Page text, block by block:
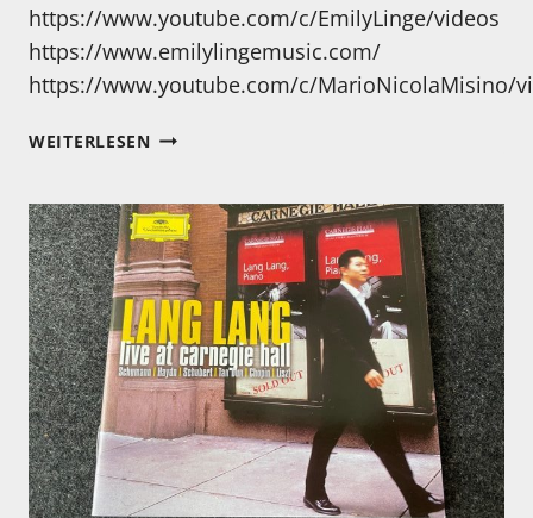
https://www.youtube.com/c/EmilyLinge/videos
https://www.emilylingemusic.com/
https://www.youtube.com/c/MarioNicolaMisino/
WEITERLESENUNSERE
WUNDERSCHÖN…
NUR
DENKEN
SCHEINBAR
AKTUELL
VIELE
NICHT
MEHR
DARAN…